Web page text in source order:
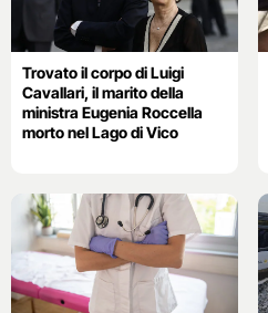
Trovato il corpo di Luigi
Cavallari, il marito della
ministra Eugenia Roccella
morto nel Lago di Vico